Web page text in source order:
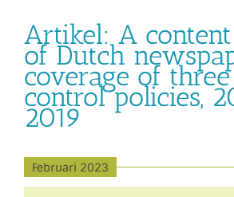
Artikel: A
of Dutch
coverage of
control policies,
2019
Februari 2023